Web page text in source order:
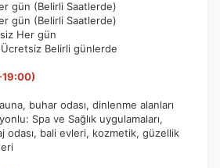
gün (Belirli Saatlerde)
gün (Belirli Saatlerde)
Her gün
Ücretsiz Belirli günlerde
buhar odası, dinlenme alanları
Spa ve Sağlık uygulamaları,
odası, bali evleri, kozmetik, güzellik